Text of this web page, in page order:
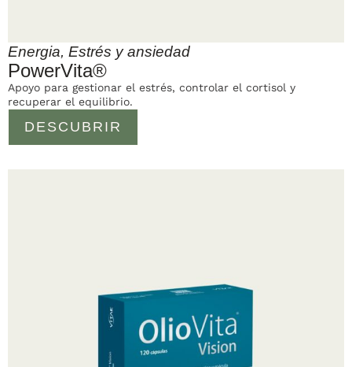
Energia, Estrés y ansiedad
PowerVita®
DESCUBRIR
Apoyo para gestionar el estrés, controlar el cortisol y
recuperar el equilibrio.